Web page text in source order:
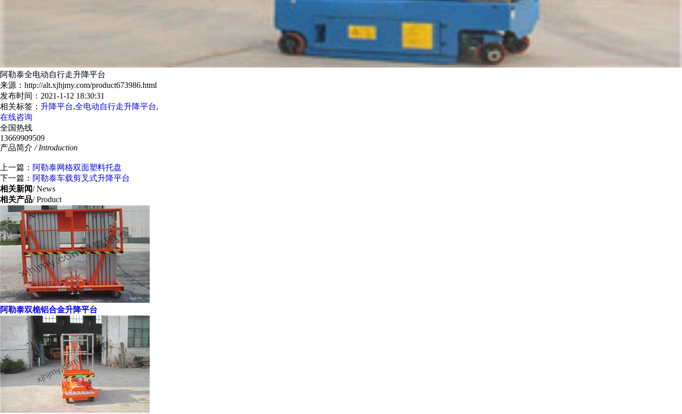
阿勒泰全电动自行走升降平台
来源：http://alt.xjhjmy.com/product673986.html
发布时间：2021-1-12 18:30:31
相关标签： 升降平台,全电动自行走升降平台,
在线咨询
全国热线
13669909509
产品简介 / Introduction
上一篇： 阿勒泰网格双面塑料托盘
下一篇： 阿勒泰车载剪叉式升降平台
相关新闻/ News
相关产品/ Product
阿勒泰双桅铝合金升降平台